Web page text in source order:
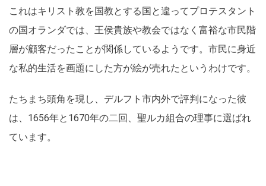
これはキリスト教を国教とする国と違ってプロテスタント
の国オランダでは、王侯貴族や教会ではなく富裕な市民階
層が顧客だったことが関係しているようです。市民に身近
な私的生活を画題にした方が絵が売れたというわけです。
たちまち頭角を現し、デルフト市内外で評判になった彼
は、1656年と1670年の二回、聖ルカ組合の理事に選ばれ
ています。